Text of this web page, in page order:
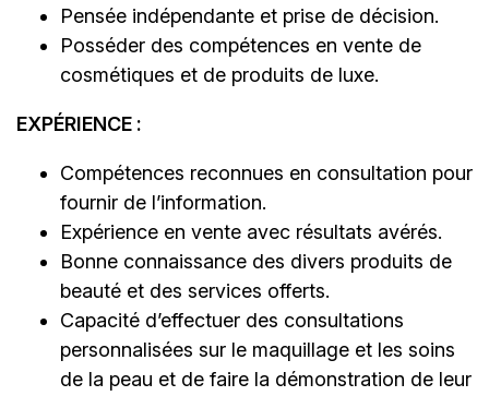
Pensée indépendante et prise de décision.
Posséder des compétences en vente de
cosmétiques et de produits de luxe.
EXPÉRIENCE :
Compétences reconnues en consultation pour
fournir de l’information.
Expérience en vente avec résultats avérés.
Bonne connaissance des divers produits de
beauté et des services offerts.
Capacité d’effectuer des consultations
personnalisées sur le maquillage et les soins
de la peau et de faire la démonstration de leur